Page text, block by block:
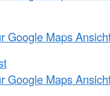
Google Maps
Google Maps